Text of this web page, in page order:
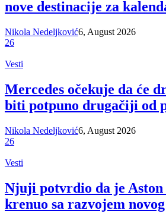
nove destinacije za
Nikola Nedeljković6, August 2026
26
Vesti
Mercedes očekuje da će
biti potpuno drugačiji od
Nikola Nedeljković6, August 2026
26
Vesti
Njuji potvrdio da je
krenuo sa razvojem